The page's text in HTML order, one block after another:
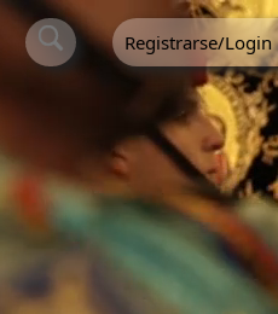
Registrarse/Login